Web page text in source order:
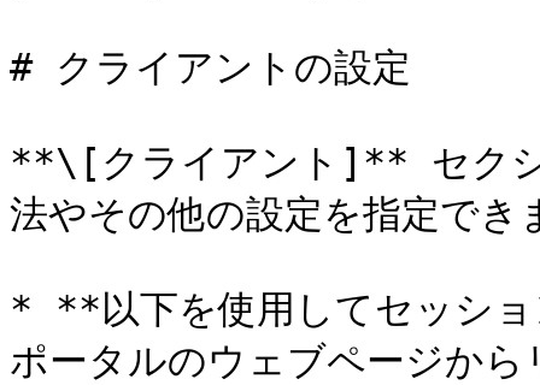
# クライアントの設定
**\[クライアント]** セク
法やその他の設定を指定でき
* **以下を使用してセッシ
ポータルのウェブページか